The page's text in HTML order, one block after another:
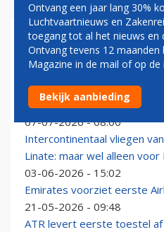
BUSINESS
Eurowings haalt Business
maar aast op terugkeer
07-07-2026 - 08:00
Intercontinentaal vliegen
Linate: maar wel alleen voor
03-06-2026 - 15:02
Emirates voorziet eerste
21-05-2026 - 09:48
ATR levert eerste toestel
Ontvang een jaar lang 30%
Luchtvaartnieuws en
toegang tot al het nieuws en
Ontvang tevens 12
Magazine in de mail of op de
Bekijk aanbieding